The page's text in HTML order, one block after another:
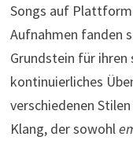
Songs auf
Aufnahmen fanden
Grundstein für ihren
kontinuierliches
verschiedenen
Klang, der sowohl